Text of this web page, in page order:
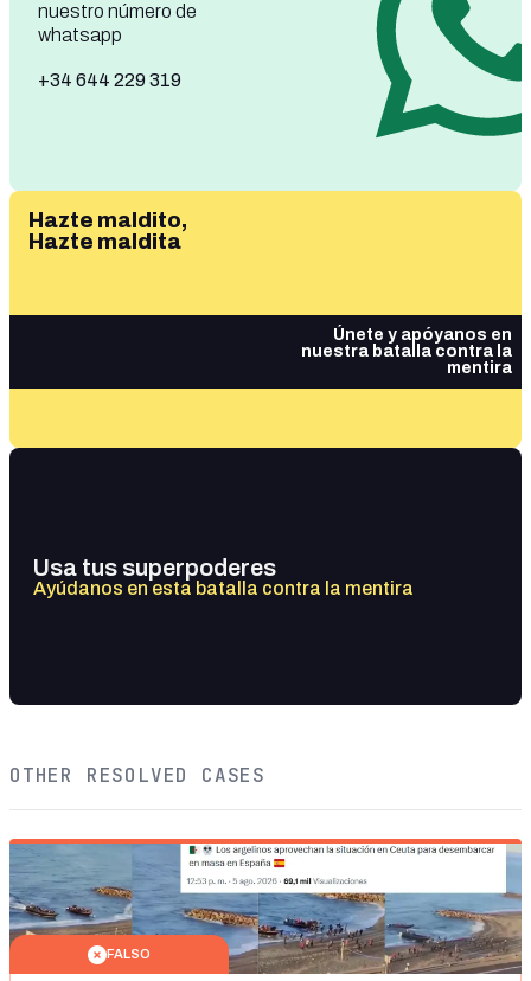
nuestro número de
whatsapp
+34 644 229 319
Hazte maldito,
Hazte maldita
Únete y apóyanos en
nuestra batalla contra la
mentira
Usa tus superpoderes
Ayúdanos en esta batalla contra la mentira
OTHER RESOLVED CASES
FALSO